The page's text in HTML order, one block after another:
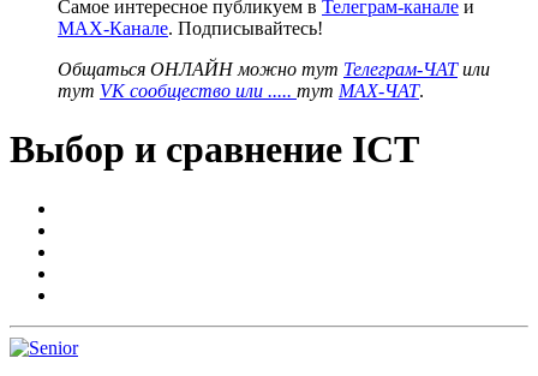
Самое интересное публикуем в Телеграм-канале и
MAX-Канале. Подписывайтесь!
Общаться ОНЛАЙН можно тут Телеграм-ЧАТили
тут VK сообщество или ..... тут MAX-ЧАТ.
Выбор и сравнение ICT